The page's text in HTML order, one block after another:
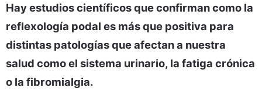
Hay estudios científicos que confirman como la
reflexología podal es más que positiva para
distintas patologías que afectan a nuestra
salud como el sistema urinario, la fatiga crónica
o la fibromialgia.